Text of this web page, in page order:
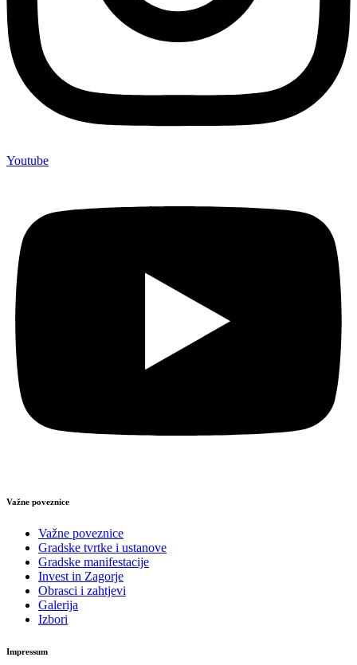
Youtube
Važne poveznice
Važne poveznice
Gradske tvrtke i ustanove
Gradske manifestacije
Invest in Zagorje
Obrasci i zahtjevi
Galerija
Izbori
Impressum